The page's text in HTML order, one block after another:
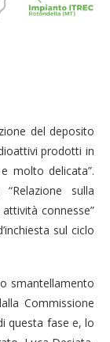
del deposito
prodotti in
molto delicata”.
“Relazione sulla
connesse”
sul ciclo
smantellamento
Commissione
questa fase e, lo